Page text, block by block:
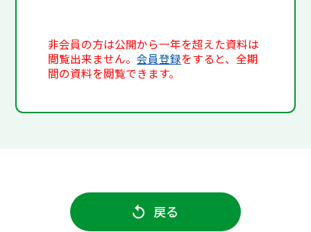
非会員の方は公開から一年を超えた資料は
閲覧出来ません。会員登録をすると、全期
間の資料を閲覧できます。
戻る